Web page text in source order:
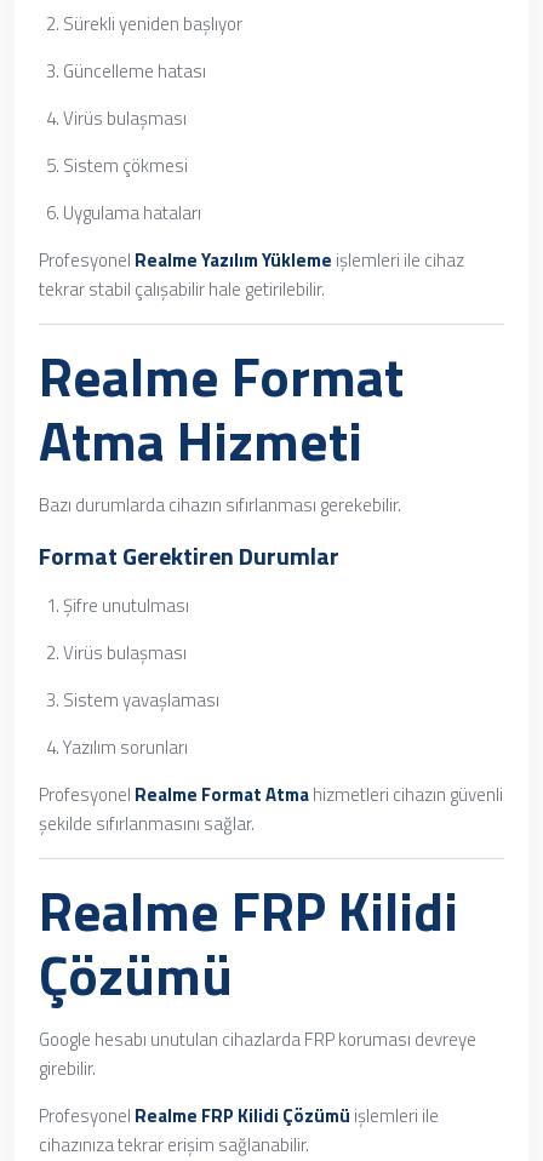
Sürekli yeniden başlıyor
Güncelleme hatası
Virüs bulaşması
Sistem çökmesi
Uygulama hataları
Profesyonel Realme Yazılım Yükleme işlemleri ile cihaz
tekrar stabil çalışabilir hale getirilebilir.
Realme Format
Atma Hizmeti
Bazı durumlarda cihazın sıfırlanması gerekebilir.
Format Gerektiren Durumlar
Şifre unutulması
Virüs bulaşması
Sistem yavaşlaması
Yazılım sorunları
Profesyonel Realme Format Atmahizmetleri cihazın güvenli
şekilde sıfırlanmasını sağlar.
Realme FRP Kilidi
Çözümü
Google hesabı unutulan cihazlarda FRP koruması devreye
girebilir.
Profesyonel Realme FRP Kilidi Çözümü işlemleri ile
cihazınıza tekrar erişim sağlanabilir.